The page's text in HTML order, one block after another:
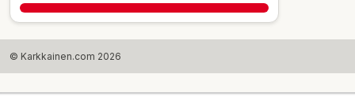
© Karkkainen.com 2026